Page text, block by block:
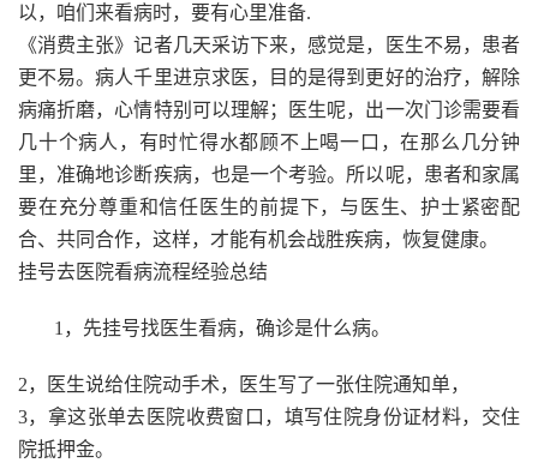
以，咱们来看病时，要有心里准备.
《消费主张》记者几天采访下来，感觉是，医生不易，患者
更不易。病人千里进京求医，目的是得到更好的治疗，解除
病痛折磨，心情特别可以理解；医生呢，出一次门诊需要看
几十个病人，有时忙得水都顾不上喝一口，在那么几分钟
里，准确地诊断疾病，也是一个考验。所以呢，患者和家属
要在充分尊重和信任医生的前提下，与医生、护士紧密配
合、共同合作，这样，才能有机会战胜疾病，恢复健康。
挂号去医院看病流程经验总结
1，先挂号找医生看病，确诊是什么病。
2，医生说给住院动手术，医生写了一张住院通知单，
3，拿这张单去医院收费窗口，填写住院身份证材料，交住
院抵押金。